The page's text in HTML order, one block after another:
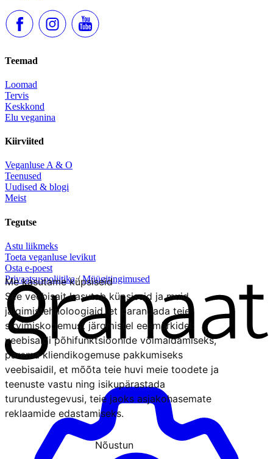
Me kasutame küpsiseid
See veebisait kasutab küpsiseid ja muid
jälgimistehnoloogiaid, et parandada teie
sirvimiskogemust järgmistel eesmärkidel:
veebisaidi põhifunktsioonide võimaldamiseks,
parema kliendikogemuse pakkumiseks
veebisaidil, et mõõta teie huvi meie toodete ja
teenuste vastu ning isikupärastada
turundustegevusi, teie jaoks asjakohasemate
reklaamide edastamiseks.
Nõustun
Teemad
Loomad
Tervis
Keskkond
Elu veganina
Kiirviited
Veganluse A & O
Teenused
Uudised & blogi
Meist
Tegutse
Astu liikmeks
Toeta veganluse levikut
Osta e-poest
Privaatsuspoliitika/Müügitingimused